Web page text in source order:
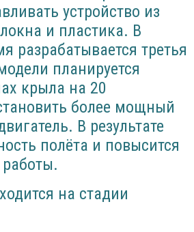
устройство из
и пластика. В
разрабатывается третья
планируется
крыла на 20
более мощный
В результате
полёта и повысится
на стадии